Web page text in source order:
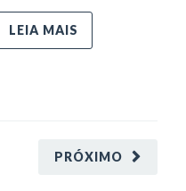
LEIA MAIS
PRÓXIMO